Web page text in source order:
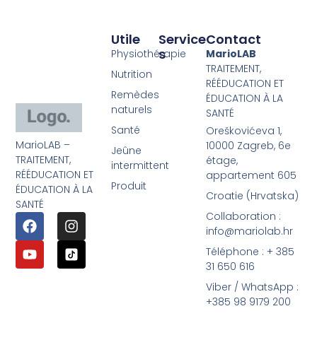
MarioLAB –
TRAITEMENT,
RÉÉDUCATION ET
ÉDUCATION À LA
SANTÉ
Service
S
Utile
Physiothérapie
Nutrition
Remèdes
naturels
Santé
Jeûne
intermittent
Produit
Contact
MarioLAB
TRAITEMENT,
RÉÉDUCATION ET
ÉDUCATION À LA
SANTÉ
Oreškovićeva 1,
10000 Zagreb, 6e
étage,
appartement 605
Croatie (Hrvatska)
Collaboration :
info@mariolab.hr
Téléphone : + 385
31 650 616
Viber / WhatsApp :
+385 98 9179 200